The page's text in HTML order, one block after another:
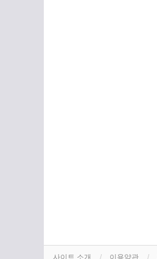
사이트 소개 이용약관